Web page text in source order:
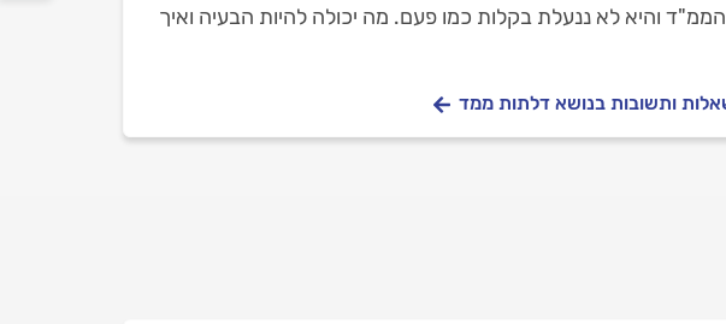
והיא לא ננעלת בקלות כמו פעם. מה יכולה להיות הבעיה ואיך
ותשובות בנושא דלתות ממד